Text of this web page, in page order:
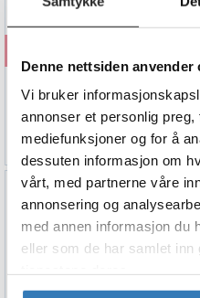
Denne nettsiden anvender
Vi bruker
annonser et personlig
mediefunksjoner og for å
dessuten informasjon om
vårt, med partnerne våre
annonsering og
med annen informasjon du
eller som de har samlet inn